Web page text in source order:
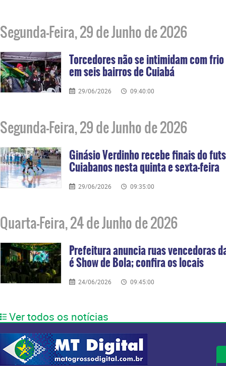
Segunda-Feira, 29 de Junho de 2026
Torcedores não se intimidam com
em seis bairros de Cuiabá
29/06/2026 09:40:00
Segunda-Feira, 29 de Junho de 2026
Ginásio Verdinho recebe finais do
Cuiabanos nesta quinta e sexta-feira
29/06/2026 09:35:00
Quarta-Feira, 24 de Junho de 2026
Prefeitura anuncia ruas vencedoras
é Show de Bola; confira os locais
24/06/2026 09:45:00
Ver todos os notícias